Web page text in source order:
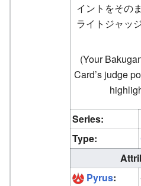
イントをその
ライトジャッ
(Your
Card’s judge
Series:
Type:
Pyrus: